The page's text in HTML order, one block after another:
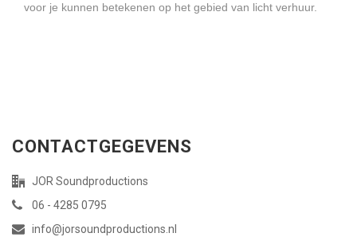
voor je kunnen betekenen op het gebied van licht verhuur.
CONTACTGEGEVENS
JOR Soundproductions
06 - 4285 0795
info@jorsoundproductions.nl